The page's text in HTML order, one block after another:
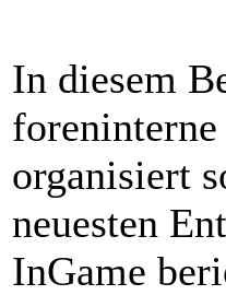
In diesem
foreninterne
organisiert
neuesten
InGame